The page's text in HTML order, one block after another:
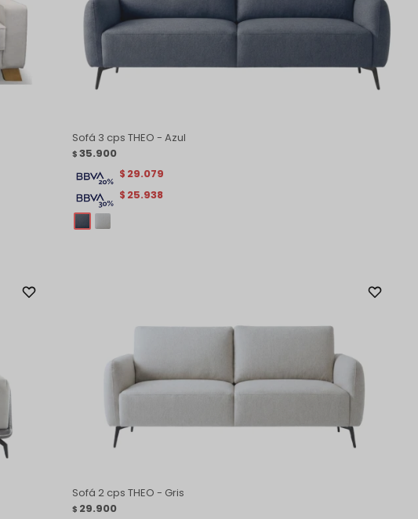
Sofá 3 cps THEO - Azul
$ 35.900
$ 25.938
$ 29.079
Sofá 2 cps THEO - Gris
$ 29.900